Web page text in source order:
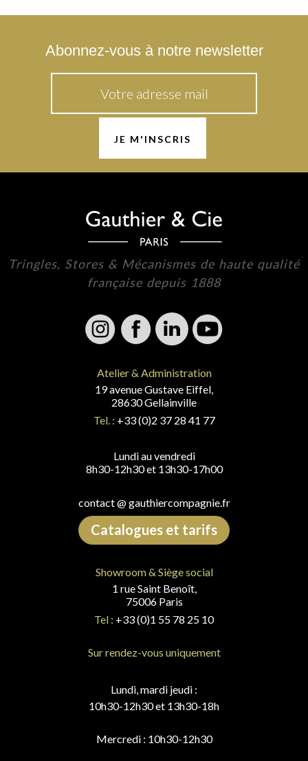
Abonnez-vous à notre newsletter
Tringles, Stores & Mécanismes de haute qualité
française depuis 1888
Atelier & Administration
19 avenue Gustave Eiffel,
28630 Gellainville
Tel. : +33 (0)2 37 28 41 77
Lundi au vendredi
8h30-12h30 et 13h30-17h00
contact @ gauthiercompagnie.fr
Catalogues et tarifs
Showroom & Siège social
1 rue Saint Benoît,
75006 Paris
Tel : +33 (0)1 55 78 25 10
Sur rendez-vous uniquement
Lundi, mardi jeudi :
10h30-12h30 et 13h30-18h
Mercredi : 10h30-12h30